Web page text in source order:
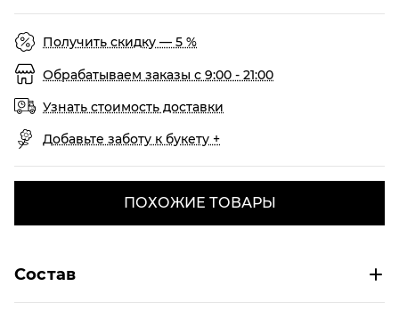
Получить скидку — 5 %
Обрабатываем заказы с 9:00 - 21:00
Узнать стоимость доставки
Добавьте заботу к букету +
ПОХОЖИЕ ТОВАРЫ
Состав